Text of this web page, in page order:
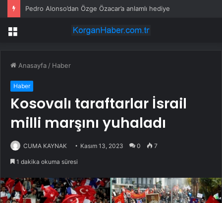
Pedro Alonso’dan Özge Özacar’a anlamlı hediye
Menü
Anasayfa / Haber
Haber
Kosovalı taraftarlar İsrail
milli marşını yuhaladı
CUMA KAYNAK Kasım 13, 2023 0 7
1 dakika okuma süresi